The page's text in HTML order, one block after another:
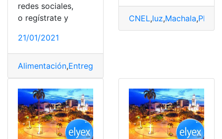
redes sociales,
o regístrate y
21/01/2021
Alimentación,Entregas
CNEL,luz,Machala,